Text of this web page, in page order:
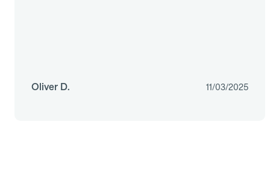
Oliver D. 11/03/2025